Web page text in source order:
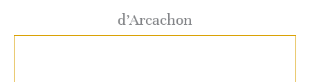
d’Arcachon